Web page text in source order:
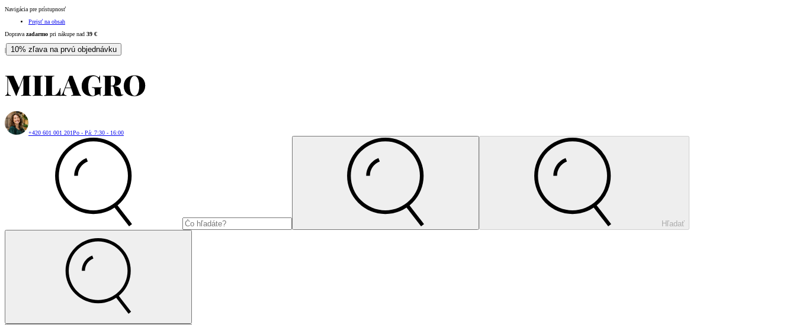
Navigácia pre prístupnosť
Prejsť na obsah
Doprava zadarmo pri nákupe nad 39 €
| 10% zľava na prvú objednávku
+420 601 001 201Po - Pá: 7:30 - 16:00
Hľadať